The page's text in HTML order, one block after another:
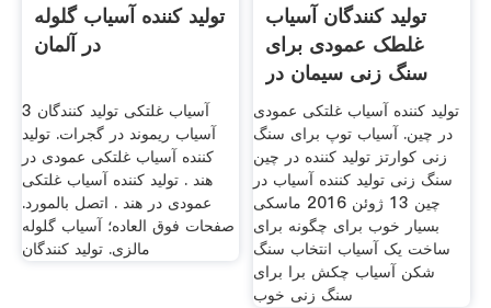
تولید کننده آسیاب گلوله
در آلمان
3 آسیاب غلتکی تولید کنندگان
آسیاب ریموند در گجرات. تولید
کننده آسیاب غلتکی عمودی در
هند . تولید کننده آسیاب غلتکی
عمودی در هند . اتصل بالمورد.
صفحات فوق العاده؛ آسیاب گلوله
مالزی. تولید کنندگان
تولید کنندگان آسیاب
غلطک عمودی برای
سنگ زنی سیمان در
الجزایر
تولید کننده آسیاب غلتکی عمودی
در چین. آسیاب توپ برای سنگ
زنی کوارتز تولید کننده در چین
سنگ زنی تولید کننده آسیاب در
چین 13 ژوئن 2016 ماسکی
بسیار خوب برای چگونه برای
ساخت یک آسیاب انتخاب سنگ
شکن آسیاب چکش برا برای
سنگ زنی خوب